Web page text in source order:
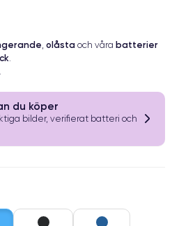
, olåsta och våra batterier
.
du köper
bilder, verifierat batteri och